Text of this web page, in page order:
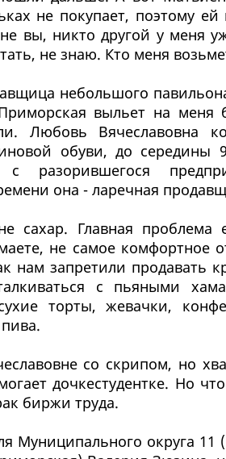
не покупает, поэтому
вы, никто другой у меня
не знаю. Кто меня
небольшого
выльет на
Любовь Вячеславовна
обуви, до середины
с разорившегося
она - ларечная
сахар. Главная проблема
не самое комфортное
нам запретили продавать
с пьяными
торты, жевачки,
со скрипом, но
дочкестудентке. Но
биржи труда.
Муниципального округа 11